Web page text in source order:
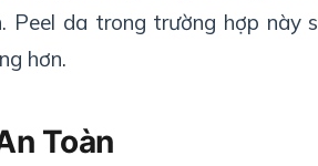
Peel da trong trường hợp này
hơn.
Toàn